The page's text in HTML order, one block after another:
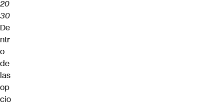
20
30
De
ntr
o
de
las
op
cio